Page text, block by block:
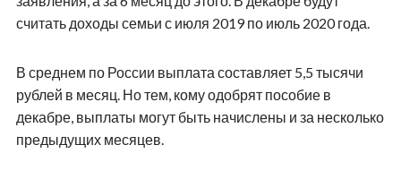
считать доходы семьи с июля 2019 по июль 2020 года.
В среднем по России выплата составляет 5,5 тысячи
рублей в месяц. Но тем, кому одобрят пособие в
декабре, выплаты могут быть начислены и за несколько
предыдущих месяцев.